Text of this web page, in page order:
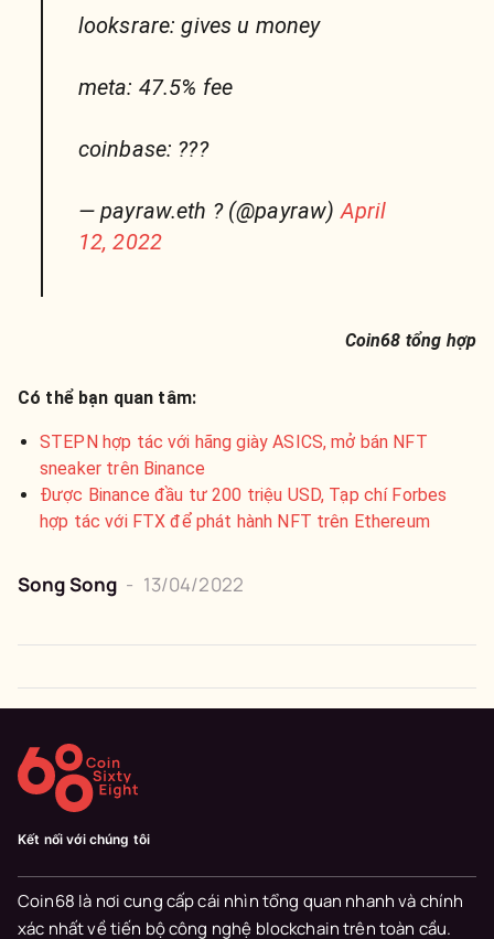
looksrare: gives u money
meta: 47.5% fee
coinbase: ???
— payraw.eth ? (@payraw)April
12, 2022
Coin68 tổng hợp
Có thể bạn quan tâm:
STEPN hợp tác với hãng giày ASICS, mở bán NFT
sneaker trên Binance
Được Binance đầu tư 200 triệu USD, Tạp chí Forbes
hợp tác với FTX để phát hành NFT trên Ethereum
Song Song - 13/04/2022
Kết nối với chúng tôi
Coin68 là nơi cung cấp cái nhìn tổng quan nhanh và chính
xác nhất về tiến bộ công nghệ blockchain trên toàn cầu.